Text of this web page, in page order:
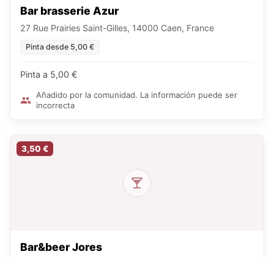
Bar brasserie Azur
27 Rue Prairies Saint-Gilles, 14000 Caen, France
Pinta desde 5,00 €
Pinta a 5,00 €
Añadido por la comunidad. La información puede ser
incorrecta
3,50 €
Bar&beer Jores